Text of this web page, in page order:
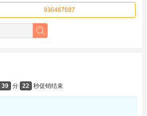
936487697
39 分 22 秒促销结束